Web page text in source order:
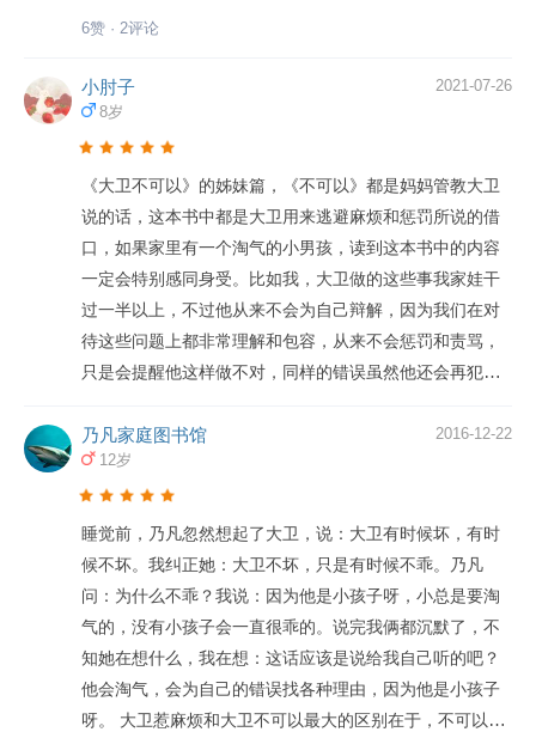
本除了教会孩子养成好的行为习惯，同时也给家长带来一
中,每个孩子都或多或少有“犯错误”的经历。有的孩子在犯
错后勇敢面对,有的却不愿承认,还会找各种借口。其实，这
个年龄的孩子正处在习惯养成的阶段，很多行为习惯都是
从父母那里效仿来的。大卫就因为爸爸骂人，也开始有样
学样。因此父母要先审视自己，有没有为孩子做好的表
率。 不过，孩子的控制力和判断力是有限的，调皮捣蛋的
背后其实是他们认识世界的过程。我们不能随意剥夺，而
是要善加引导。大卫的故事是很好的例子，让他们预先知
道做坏事的结果。我们要始终相信没有哪个孩子天生喜欢
故意制造麻烦，只是孩子们还不知道其中的后果。 孩子要
要冷静地帮孩子认识到自身行为，会给别人带来怎样的麻
烦，换位思考是个很好的方法。我们要向大卫的妈妈学
习，恰当地运用表扬、肯定、批评和鼓励，会让一切变得
6赞 · 2评论
小肘子
8岁
2021-07-26
《大卫不可以》的姊妹篇，《不可以》都是妈妈管教大卫
说的话，这本书中都是大卫用来逃避麻烦和惩罚所说的借
口，如果家里有一个淘气的小男孩，读到这本书中的内容
一定会特别感同身受。比如我，大卫做的这些事我家娃干
过一半以上，不过他从来不会为自己辩解，因为我们在对
待这些问题上都非常理解和包容，从来不会惩罚和责骂，
只是会提醒他这样做不对，同样的错误虽然他还会再犯，
自我意识开始觉醒，因为身体比小的时候更加灵活，所以
探索世界的方式也更加狂野。在他们的世界里是不知道什
么是对什么是错的，因而所有的“错事”都不是故意为之的。
家长在这其中不应该是“惩罚者”，而因该是“引导者”。孩子
会为自己的错误而反省，就像大卫在夜深人静的时候会大
喊：“是！是我干的！”，也会满怀愧疚的道歉，而且无论你
是否原谅他，他都会一直爱你，这就是孩子！
乃凡家庭图书馆
12岁
2016-12-22
睡觉前，乃凡忽然想起了大卫，说：大卫有时候坏，有时
候不坏。我纠正她：大卫不坏，只是有时候不乖。乃凡
问：为什么不乖？我说：因为他是小孩子呀，小总是要淘
气的，没有小孩子会一直很乖的。说完我俩都沉默了，不
知她在想什么，我在想：这话应该是说给我自己听的吧？
他会淘气，会为自己的错误找各种理由，因为他是小孩子
呀。 大卫惹麻烦和大卫不可以最大的区别在于，不可以是